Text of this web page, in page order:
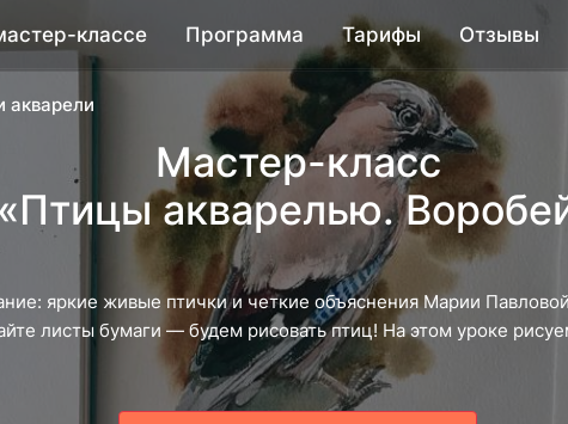
классе Программа Тарифы Отзывы
акварели
Мастер-класс
«Птицы акварелью.
яркие живые птички и четкие объяснения Марии
листы бумаги — будем рисовать птиц! На этом уроке